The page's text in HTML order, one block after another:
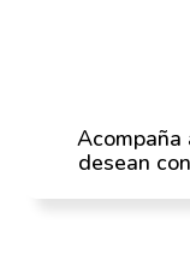
Acompaña
desean